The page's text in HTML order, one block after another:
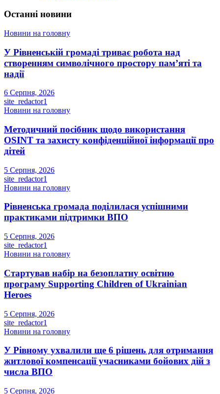
Останні новини
Новини на головну
У Рівненській громаді триває робота над
створенням символічного простору пам’яті та
надії
6 Серпня, 2026
site_redactor1
Новини на головну
Методичний посібник щодо використання
OSINT та захисту конфіденційної інформації про
дітей
5 Серпня, 2026
site_redactor1
Новини на головну
Рівненська громада поділилася успішними
практиками підтримки ВПО
5 Серпня, 2026
site_redactor1
Новини на головну
Стартував набір на безоплатну освітню
програму Supporting Children of Ukrainian
Heroes
5 Серпня, 2026
site_redactor1
Новини на головну
У Рівному ухвалили ще 6 рішень для отримання
житлової компенсації учасниками бойових дій з
числа ВПО
5 Серпня, 2026